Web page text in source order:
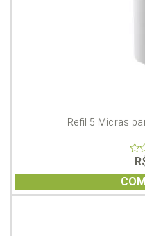
Refil 5 Micras
of
5